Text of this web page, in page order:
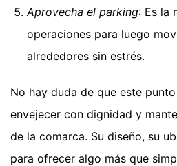
Aprovecha el parking: Es la
operaciones para luego
alrededores sin estrés.
No hay duda de que este
envejecer con dignidad y
de la comarca. Su diseño, su
para ofrecer algo más que